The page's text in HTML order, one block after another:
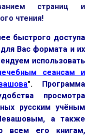
страниц и
чтения!
быстрого доступа
Вас формата и их
использовать
сеансам и
". Программа
просмотра
русским учёным
а также
всем его книгам,